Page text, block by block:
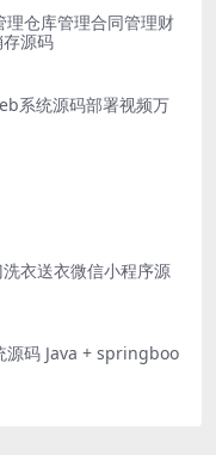
理仓库管理合同管理财
源码
系统源码部署视频万
衣送衣微信小程序源
源码 Java + springboo